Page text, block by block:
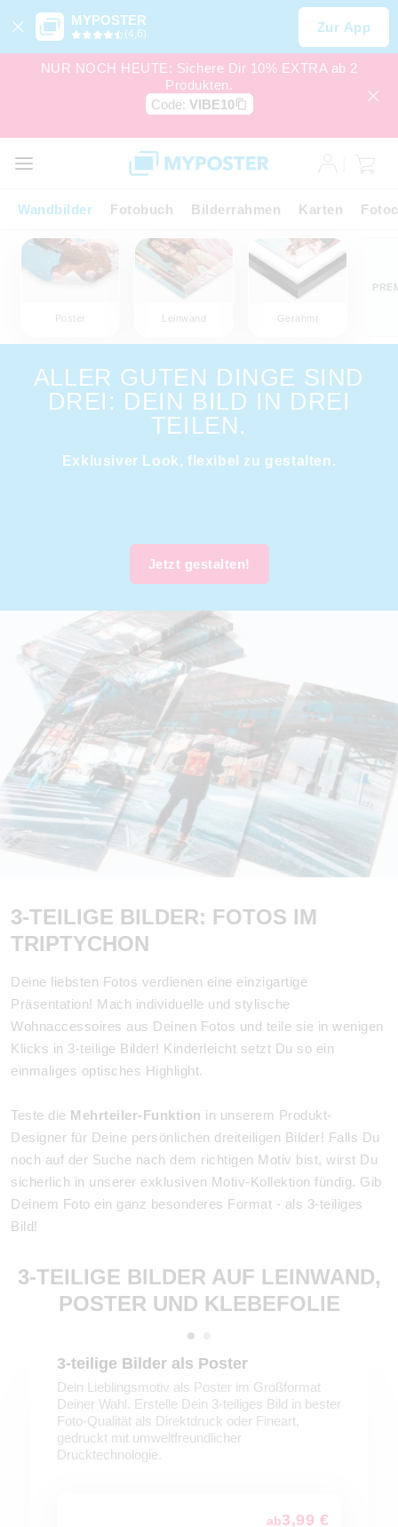
MYPOSTER
(4,6) Zur App
NUR NOCH HEUTE: Sichere Dir 10% EXTRA ab 2
Produkten.
Code: VIBE10
Wandbilder Fotobuch Bilderrahmen Karten
Poster Leinwand Gerahmt
ALLER GUTEN DINGE SIND
DREI: DEIN BILD IN DREI
TEILEN.
Exklusiver Look, flexibel zu gestalten.
Jetzt gestalten!
3-TEILIGE BILDER: FOTOS IM
TRIPTYCHON
Deine liebsten Fotos verdienen eine einzigartige
Präsentation! Mach individuelle und stylische
Wohnaccessoires aus Deinen Fotos und teile sie in wenigen
Klicks in 3-teilige Bilder! Kinderleicht setzt Du so ein
einmaliges optisches Highlight.
Teste die Mehrteiler-Funktion in unserem Produkt-
Designer für Deine persönlichen dreiteiligen Bilder! Falls Du
noch auf der Suche nach dem richtigen Motiv bist, wirst Du
sicherlich in unserer exklusiven Motiv-Kollektion fündig. Gib
Deinem Foto ein ganz besonderes Format - als 3-teiliges
Bild!
3-TEILIGE BILDER AUF LEINWAND,
POSTER UND KLEBEFOLIE
3-teilige Bilder als Poster
Dein Lieblingsmotiv als Poster im Großformat
Deiner Wahl. Erstelle Dein 3-teiliges Bild in bester
Foto-Qualität als Direktdruck oder Fineart,
gedruckt mit umweltfreundlicher
Drucktechnologie.
ab3,99 €